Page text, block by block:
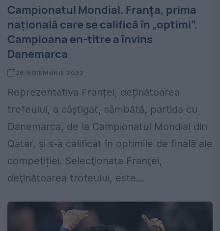
Campionatul Mondial. Franța, prima
națională care se califică în „optimi”.
Campioana en-titre a învins
Danemarca
26 NOIEMBRIE 2022
Reprezentativa Franței, deținătoarea
trofeului, a câștigat, sâmbătă, partida cu
Danemarca, de la Campionatul Mondial din
Qatar, și s-a calificat în optimile de finală ale
competiției. Selecţionata Franţei,
deţinătoarea trofeului, este...